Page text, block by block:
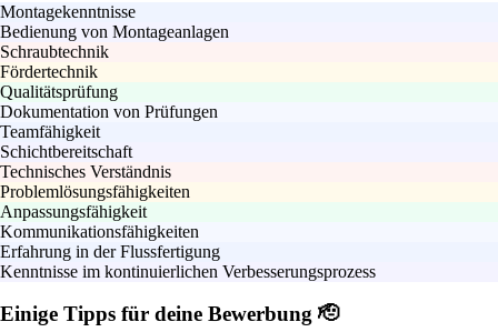
Montagekenntnisse
Bedienung von Montageanlagen
Schraubtechnik
Fördertechnik
Qualitätsprüfung
Dokumentation von Prüfungen
Teamfähigkeit
Schichtbereitschaft
Technisches Verständnis
Problemlösungsfähigkeiten
Anpassungsfähigkeit
Kommunikationsfähigkeiten
Erfahrung in der Flussfertigung
Kenntnisse im kontinuierlichen Verbesserungsprozess
Einige Tipps für deine Bewerbung 🫡